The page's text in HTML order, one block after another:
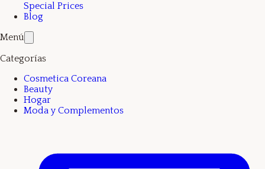
Special Prices
Blog
Menú
Categorías
Cosmetica Coreana
Beauty
Hogar
Moda y Complementos